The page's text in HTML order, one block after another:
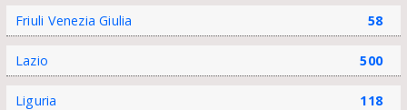
Friuli Venezia Giulia 58
Lazio 500
Liguria 118